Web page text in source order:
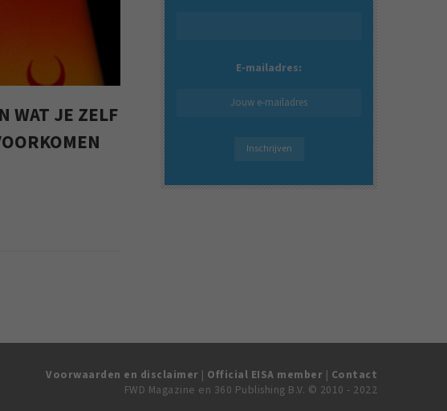
WAT JE ZELF
E-mailadres:
Voorwaarden en disclaimer | Official EISA member | Contact
FWD Magazine en 360 Publishing B.V. © 2010 - 2022